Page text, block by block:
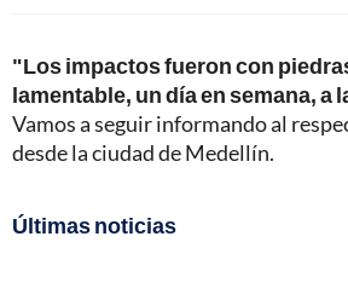
"Los impactos fueron con
lamentable, un día en semana, a
Vamos a seguir informando al
desde la ciudad de Medellín.
Últimas noticias